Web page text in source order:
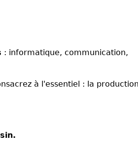
: informatique, communication,
à l'essentiel : la